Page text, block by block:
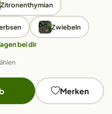
Zitronenthymian
Zwiebeln
bei dir
Merken